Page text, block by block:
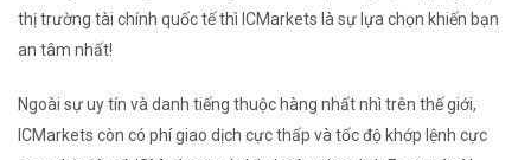
thị trường tài chính quốc tế thì ICMarkets là sự lựa chọn khiến bạn
an tâm nhất!
Ngoài sự uy tín và danh tiếng thuộc hàng nhất nhì trên thế giới,
ICMarkets còn có phí giao dịch cực thấp và tốc độ khớp lệnh cực